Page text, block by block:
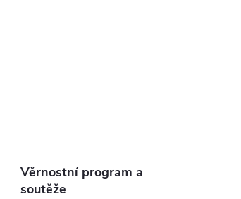
Věrnostní program a
soutěže